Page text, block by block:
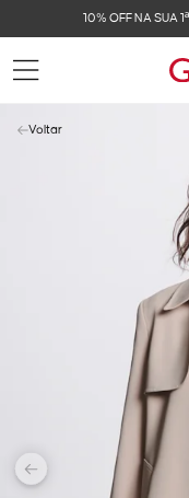
10% OFF NA SUA
Voltar